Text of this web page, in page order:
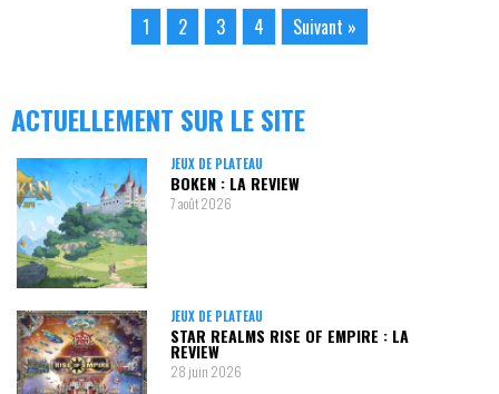
1 2 3 4 Suivant »
ACTUELLEMENT SUR LE SITE
JEUX DE PLATEAU
BOKEN : LA REVIEW
7 août 2026
JEUX DE PLATEAU
STAR REALMS RISE OF EMPIRE : LA
REVIEW
28 juin 2026